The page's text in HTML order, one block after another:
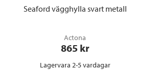
Seaford vägghylla svart metall
Actona
865 kr
Lagervara 2-5 vardagar